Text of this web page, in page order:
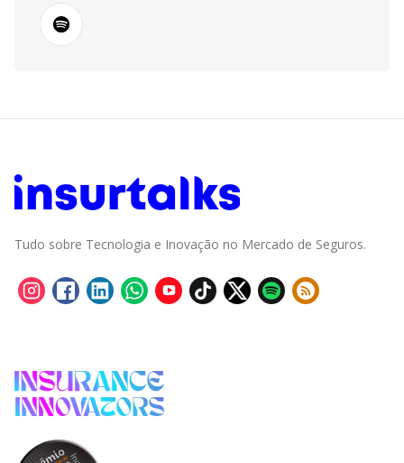
Tudo sobre Tecnologia e Inovação no Mercado de Seguros.